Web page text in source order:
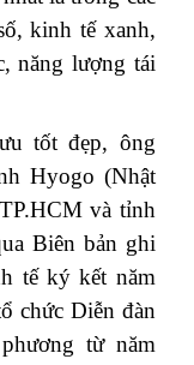
kinh tế xanh,
năng lượng tái
tốt đẹp, ông
Hyogo (Nhật
và tỉnh
Biên bản ghi
tế ký kết năm
chức Diễn đàn
từ năm